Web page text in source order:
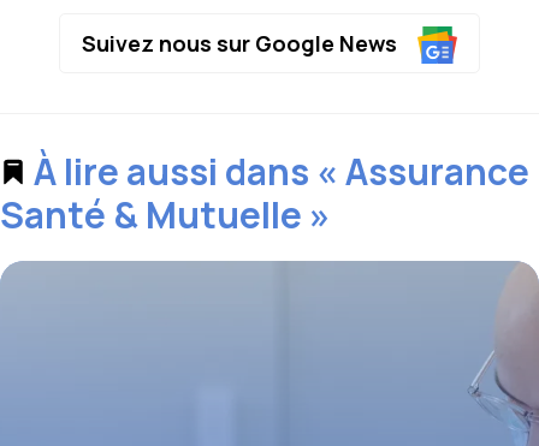
Suivez nous sur Google News
À lire aussi dans « Assurance
Santé & Mutuelle »